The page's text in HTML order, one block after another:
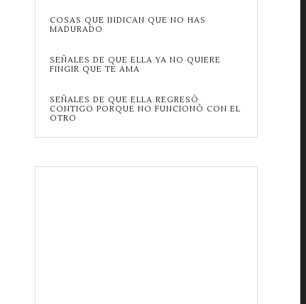
COSAS QUE INDICAN QUE NO HAS
MADURADO
SEÑALES DE QUE ELLA YA NO QUIERE
FINGIR QUE TE AMA
SEÑALES DE QUE ELLA REGRESÓ
CONTIGO PORQUE NO FUNCIONÓ CON EL
OTRO